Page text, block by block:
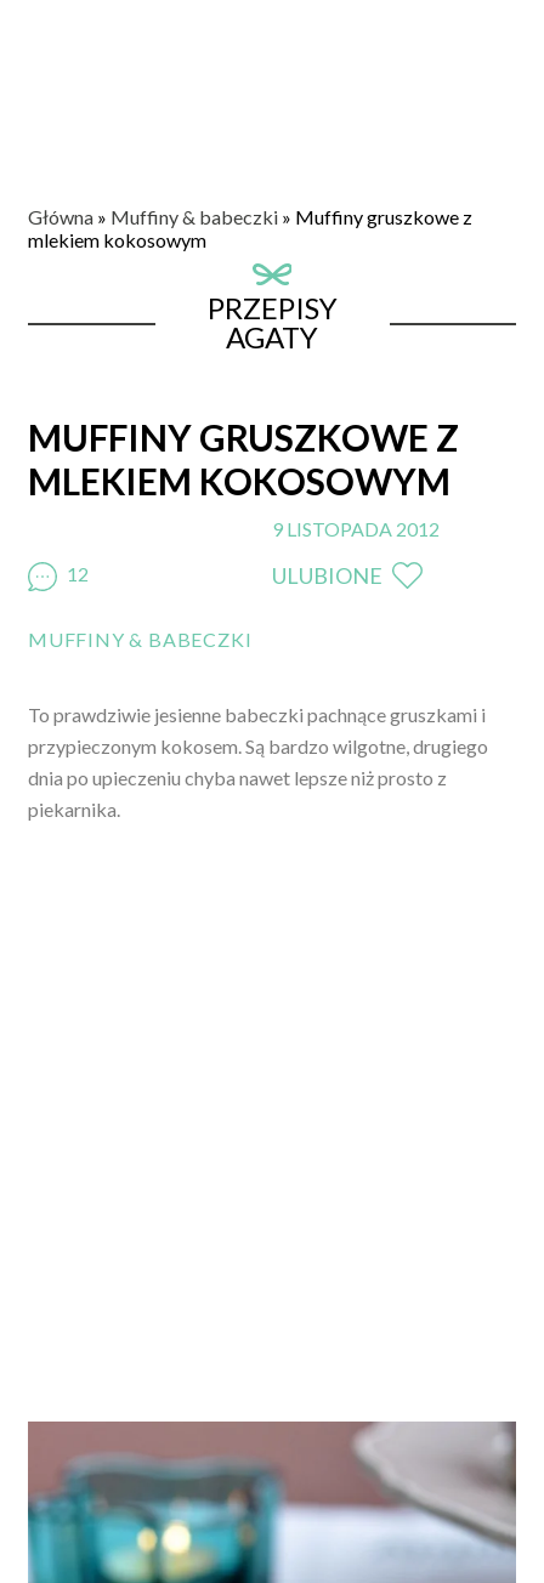
Główna » Muffiny & babeczki » Muffiny gruszkowe z
mlekiem kokosowym
PRZEPISY
AGATY
MUFFINY GRUSZKOWE Z
MLEKIEM KOKOSOWYM
9 LISTOPADA 2012
12
ULUBIONE
MUFFINY & BABECZKI
To prawdziwie jesienne babeczki pachnące gruszkami i
przypieczonym kokosem. Są bardzo wilgotne, drugiego
dnia po upieczeniu chyba nawet lepsze niż prosto z
piekarnika.